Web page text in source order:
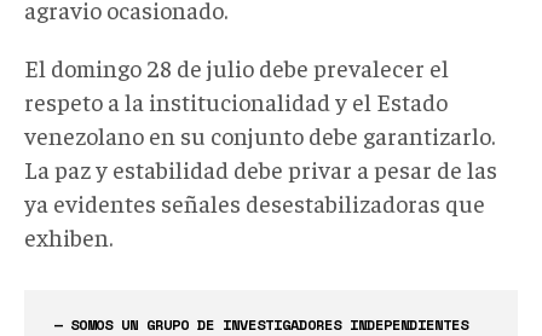
agravio ocasionado.
El domingo 28 de julio debe prevalecer el
respeto a la institucionalidad y el Estado
venezolano en su conjunto debe garantizarlo.
La paz y estabilidad debe privar a pesar de las
ya evidentes señales desestabilizadoras que
exhiben.
— SOMOS UN GRUPO DE INVESTIGADORES INDEPENDIENTES